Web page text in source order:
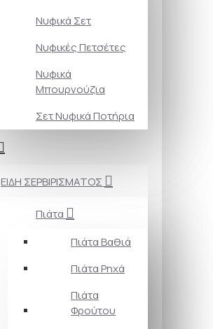
Νυφικά Σετ
Νυφικές Πετσέτες
Νυφικά
Μπουρνούζια
Σετ Νυφικά Ποτήρια
ΕΙΔΗ ΣΕΡΒΙΡΙΣΜΑΤΟΣ
Πιάτα
Πιάτα Βαθιά
Πιάτα Ρηχά
Πιάτα
Φρούτου